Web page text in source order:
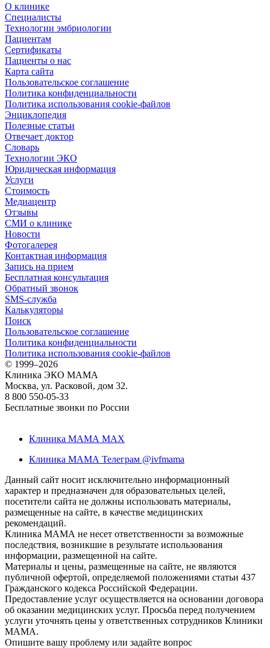
О клинике
Специалисты
Технологии эмбриологии
Пациентам
Сертификаты
Пациенты о нас
Карта сайта
Пользовательское соглашение
Политика конфиденциальности
Политика использования cookie-файлов
Энциклопедия
Полезные статьи
Отвечает доктор
Словарь
Технологии ЭКО
Юридическая информация
Услуги
Стоимость
Медиацентр
Отзывы
СМИ о клинике
Новости
Фотогалерея
Контактная информация
Запись на прием
Бесплатная консультация
Обратный звонок
SMS-служба
Калькуляторы
Поиск
Пользовательское соглашение
Политика конфиденциальности
Политика использования cookie-файлов
© 1999–2026
Клиника ЭКО МАМА
Москва, ул. Расковой, дом 32.
8 800 550-05-33
Бесплатные звонки по России
Клиника МАМА MAX
Клиника МАМА Телеграм @ivfmama
Данный сайт носит исключительно информационный
характер и предназначен для образовательных целей,
посетители сайта не должны использовать материалы,
размещенные на сайте, в качестве медицинских
рекомендаций.
Клиника МАМА не несет ответственности за возможные
последствия, возникшие в результате использования
информации, размещенной на сайте.
Материалы и цены, размещенные на сайте, не являются
публичной офертой, определяемой положениями статьи 437
Гражданского кодекса Российской Федерации.
Предоставление услуг осуществляется на основании договора
об оказании медицинских услуг. Просьба перед получением
услуги уточнять цены у ответственных сотрудников Клиники
МАМА.
Опишите вашу проблему или задайте вопрос